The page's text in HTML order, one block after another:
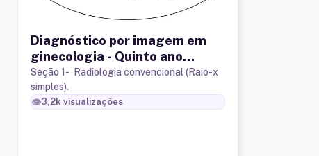
Diagnóstico por imagem em
ginecologia - Quinto ano
medicina
Seção 1- Radiologia convencional (Raio-x
simples).
👁️3,2k visualizações